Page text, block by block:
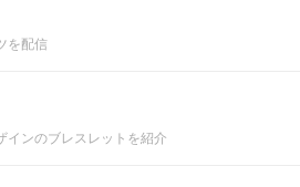
を配信
インのブレスレットを紹介